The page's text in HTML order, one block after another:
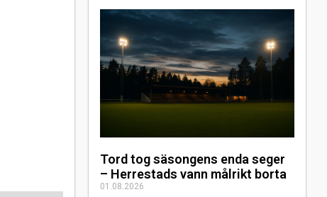
Tord tog säsongens enda seger
– Herrestads vann målrikt borta
01.08.2026